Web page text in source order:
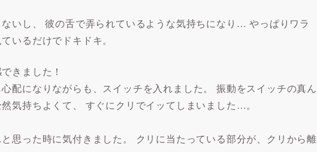
いし、 彼の舌で弄られているような気持ちになり… やっぱりワラ
いるだけでドキドキ。
きました！
配になりながらも、スイッチを入れました。 振動をスイッチの真ん
気持ちよくて、 すぐにクリでイッてしまいました…。
った時に気付きました。 クリに当たっている部分が、クリから離